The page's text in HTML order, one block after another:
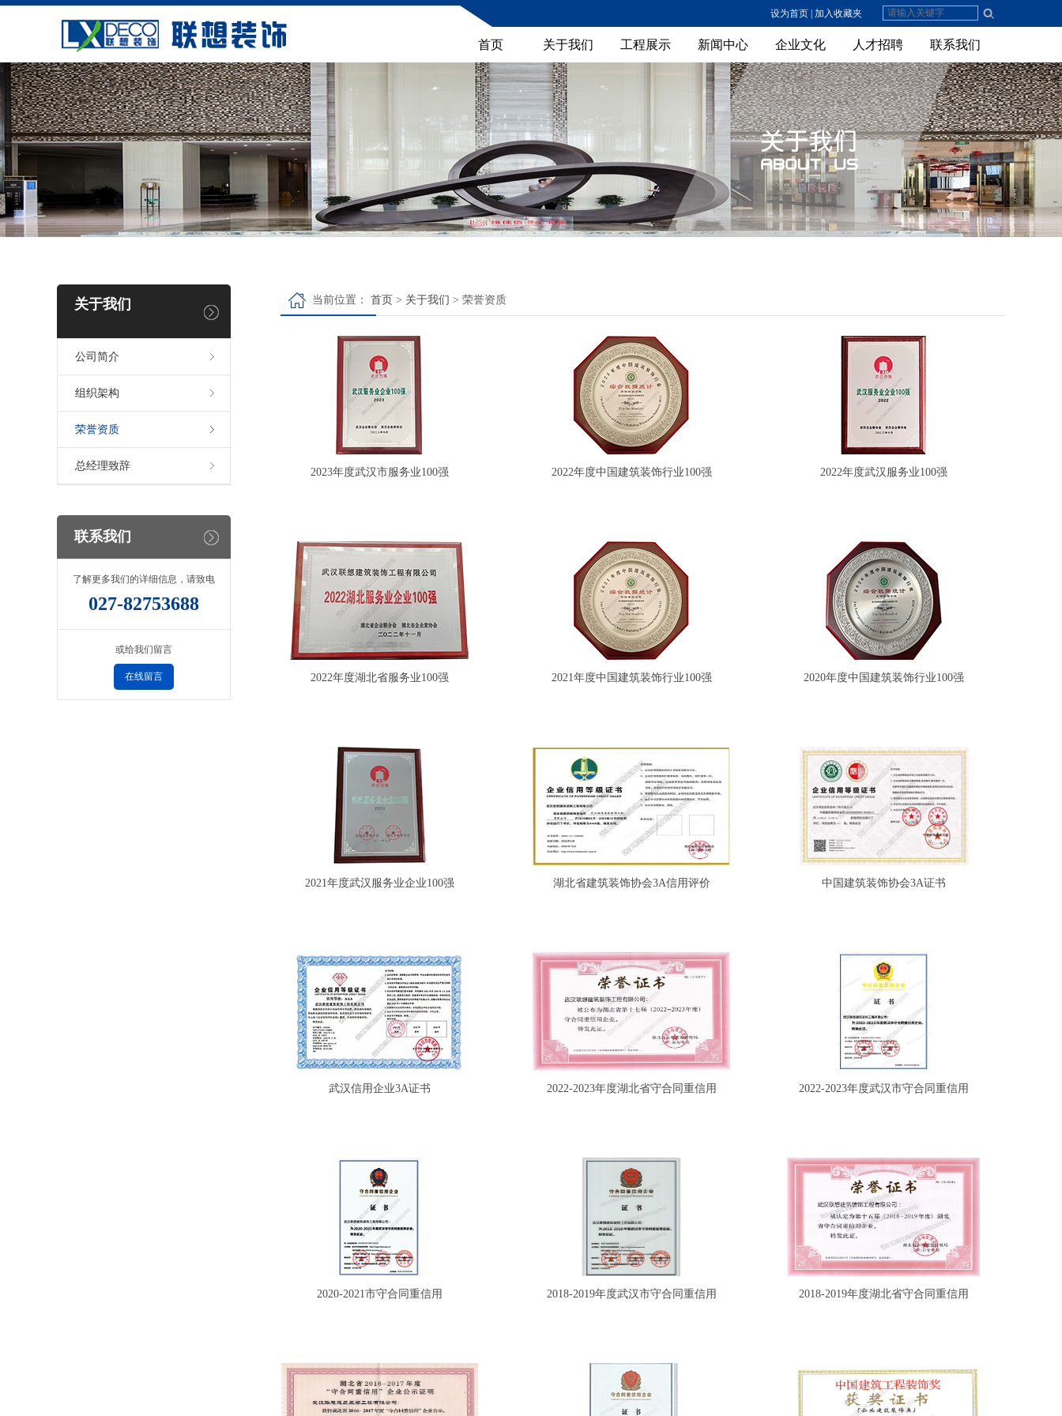
设为首页 加入收藏夹
首页 关于我们 工程展示 新闻中心 企业文化 人才招聘 联系我们
关于我们
公司简介
组织架构
荣誉资质
总经理致辞
联系我们
了解更多我们的详细信息，请致电
027-82753688
或给我们留言
在线留言
当前位置： 首页 > 关于我们 > 荣誉资质
2023年度武汉市服务业100强 2022年度中国建筑装饰行业100强 2022年度武汉服务业100强
2022年度湖北省服务业100强 2021年度中国建筑装饰行业100强 2020年度中国建筑装饰行业100强
2021年度武汉服务业企业100强 湖北省建筑装饰协会3A信用评价 中国建筑装饰协会3A证书
武汉信用企业3A证书 2022-2023年度湖北省守合同重信用 2022-2023年度武汉市守合同重信用
2020-2021市守合同重信用 2018-2019年度武汉市守合同重信用 2018-2019年度湖北省守合同重信用